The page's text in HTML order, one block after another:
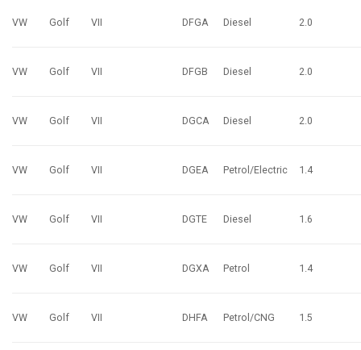
VW Golf VII DFGA Diesel 2.0
VW Golf VII DFGB Diesel 2.0
VW Golf VII DGCA Diesel 2.0
VW Golf VII DGEA Petrol/Electric 1.4
VW Golf VII DGTE Diesel 1.6
VW Golf VII DGXA Petrol 1.4
VW Golf VII DHFA Petrol/CNG 1.5